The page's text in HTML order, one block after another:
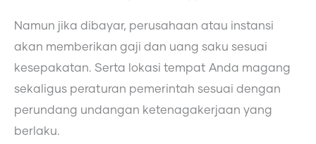
Namun jika dibayar, perusahaan atau instansi
akan memberikan gaji dan uang saku sesuai
kesepakatan. Serta lokasi tempat Anda magang
sekaligus peraturan pemerintah sesuai dengan
perundang undangan ketenagakerjaan yang
berlaku.